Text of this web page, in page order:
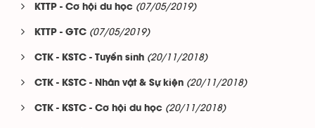
KTTP - Cơ hội du học (07/05/2019)
KTTP - GTC (07/05/2019)
CTK - KSTC - Tuyển sinh (20/11/2018)
CTK - KSTC - Nhân vật & Sự kiện (20/11/2018)
CTK - KSTC - Cơ hội du học (20/11/2018)